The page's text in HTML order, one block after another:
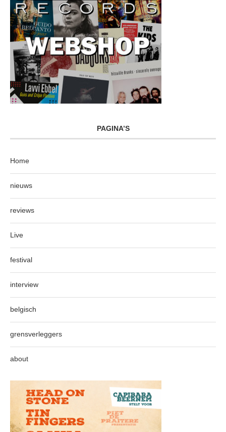
PAGINA’S
Home
nieuws
reviews
Live
festival
interview
belgisch
grensverleggers
about